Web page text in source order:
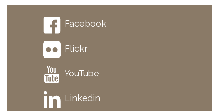
Facebook
Flickr
YouTube
Linkedin